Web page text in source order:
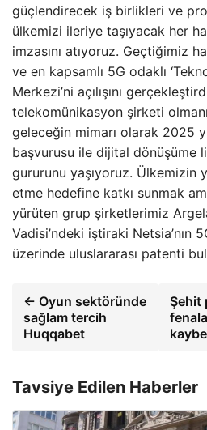
güçlendirecek iş birlikleri ve
ülkemizi ileriye taşıyacak her
imzasını atıyoruz. Geçtiğimiz
ve en kapsamlı 5G odaklı
Merkezi’ni açılışını
telekomünikasyon şirketi
geleceğin mimarı olarak 2025
başvurusu ile dijital dönüşüme
gururunu yaşıyoruz. Ülkemizin
etme hedefine katkı sunmak
yürüten grup şirketlerimiz
Vadisi’ndeki iştiraki Netsia’nın
üzerinde uluslararası patenti
← Oyun sektöründe
sağlam tercih
Huqqabet
Şehit
Tavsiye Edilen Haberler